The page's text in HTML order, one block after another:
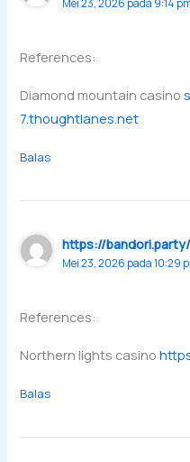
Mei 23, 2026 pada 9:14
References:
Diamond mountain casino
7.thoughtlanes.net
Balas
https://bandori.party/
Mei 23, 2026 pada 10:29
References:
Northern lights casino
Balas